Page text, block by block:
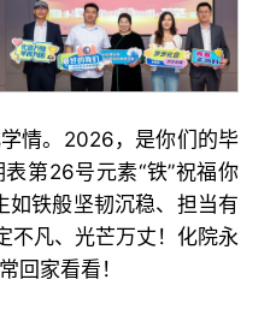
情。2026，是你们的毕
第26号元素“铁”祝福你
铁般坚韧沉稳、担当有
不凡、光芒万丈！化院永
回家看看！